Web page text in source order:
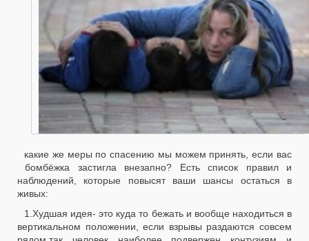
какие же меры по спасению мы можем принять, если вас
бомбёжка застигла внезапно? Есть список правил и
наблюдений, которые повысят ваши шансы остаться в
живых:
1.Худшая идея- это куда то бежать и вообще находиться в
вертикальном положении, если взрывы раздаются совсем